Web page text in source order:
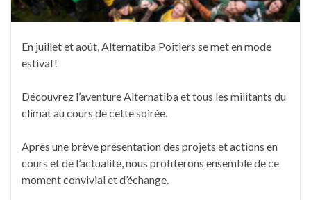
En juillet et août, Alternatiba Poitiers se met en mode
estival !
Découvrez l’aventure Alternatiba et tous les militants du
climat au cours de cette soirée.
Après une brève présentation des projets et actions en
cours et de l’actualité, nous profiterons ensemble de ce
moment convivial et d’échange.